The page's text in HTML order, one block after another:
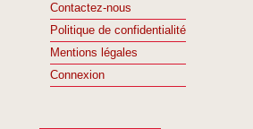
Contactez-nous
Politique de confidentialité
Mentions légales
Connexion